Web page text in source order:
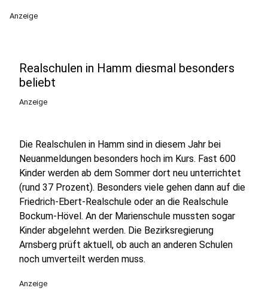
Anzeige
Realschulen in Hamm diesmal besonders
beliebt
Anzeige
Die Realschulen in Hamm sind in diesem Jahr bei
Neuanmeldungen besonders hoch im Kurs. Fast 600
Kinder werden ab dem Sommer dort neu unterrichtet
(rund 37 Prozent). Besonders viele gehen dann auf die
Friedrich-Ebert-Realschule oder an die Realschule
Bockum-Hövel. An der Marienschule mussten sogar
Kinder abgelehnt werden. Die Bezirksregierung
Arnsberg prüft aktuell, ob auch an anderen Schulen
noch umverteilt werden muss.
Anzeige